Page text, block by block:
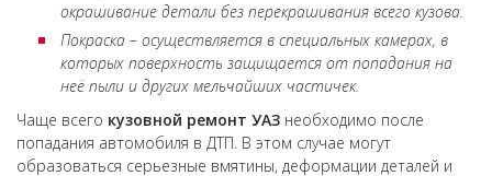
окрашивание детали без перекрашивания всего кузова.
Покраска – осуществляется в специальных камерах, в
которых поверхность защищается от попадания на
неё пыли и других мельчайших частичек.
Чаще всего кузовной ремонт УАЗ необходимо после
попадания автомобиля в ДТП. В этом случае могут
образоваться серьезные вмятины, деформации деталей и